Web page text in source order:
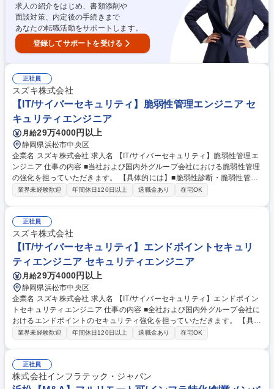
車載オーディオのサウンドデザイナー（チューニング／音作り）
求人の紹介をはじめ、書類添削や
面談対策、内定後の手続きまで
あなたの転職活動をサポートします。
登録してサポートを受ける
正社員
スズキ株式会社
【IT/サイバーセキュリティ】脆弱性管理エンジニア セ
キュリティエンジニア
月給29万4000円以上
静岡県浜松市中央区
企業名 スズキ株式会社 求人名 【IT/サイバーセキュリティ】脆弱性管理エ
ンジニア 仕事の内容 ■当社および国内外グループ会社における脆弱性管理
の強化を担っていただきます。 【具体的には】■脆弱性診断・脆弱性管理
ツールの導入・運用 ■脆弱性の深刻度に応じた優先順位付けと、修正・緩
し、生産停止や事業継続に影響が出る会社が増えており、当社や関連会社
におけるセキュリティ対策強化が喫緊の課題となっています。 募集職種
【IT/サイバーセキュリティ】脆弱性管理エンジニア
業界未経験歓迎 年間休日120日以上 退職金あり 在宅OK
正社員
スズキ株式会社
【IT/サイバーセキュリティ】エンドポイントセキュリ
ティエンジニア セキュリティエンジニア
月給29万4000円以上
静岡県浜松市中央区
企業名 スズキ株式会社 求人名 【IT/サイバーセキュリティ】エンドポイン
トセキュリティエンジニア 仕事の内容 ■全社および国内外グループ会社に
おけるエンドポイントのセキュリティ強化を担っていただきます。 【具体
的には】 ■Antivirus・EDR（Endpoint Detection and Response）などエ
が出る会社が増えており、当社や関連会社におけるセキュリティ対策強化
が喫緊の課題となっています。 募集職種 【IT/サイバーセキュリティ】エ
ンドポイントセキュリティエンジニア
業界未経験歓迎 年間休日120日以上 退職金あり 在宅OK
正社員
株式会社インフラテック・ジャパン